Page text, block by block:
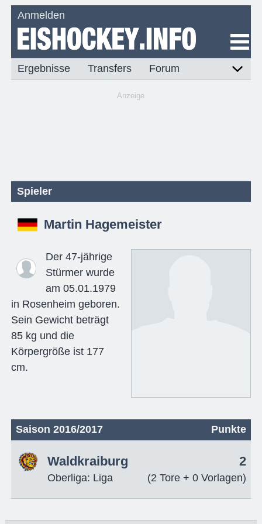
Anmelden
Ergebnisse Transfers Forum
Anzeige
Spieler
Martin Hagemeister
Der 47-jährige
Stürmer wurde
am 05.01.1979
in Rosenheim geboren.
Sein Gewicht beträgt
85 kg und die
Körpergröße ist 177
cm.
Saison 2016/2017 Punkte
Waldkraiburg
Oberliga: Liga
2
(2 Tore + 0 Vorlagen)